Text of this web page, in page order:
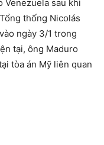
Venezuela sau khi
thống Nicolás
ngày 3/1 trong
tại, ông Maduro
tòa án Mỹ liên quan